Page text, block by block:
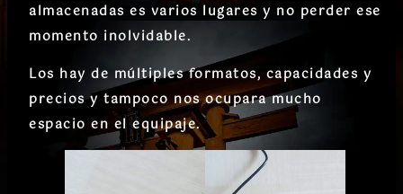
almacenadas es varios lugares y no perder ese
momento inolvidable.
Los hay de múltiples formatos, capacidades y
precios y tampoco nos ocupara mucho
espacio en el equipaje.